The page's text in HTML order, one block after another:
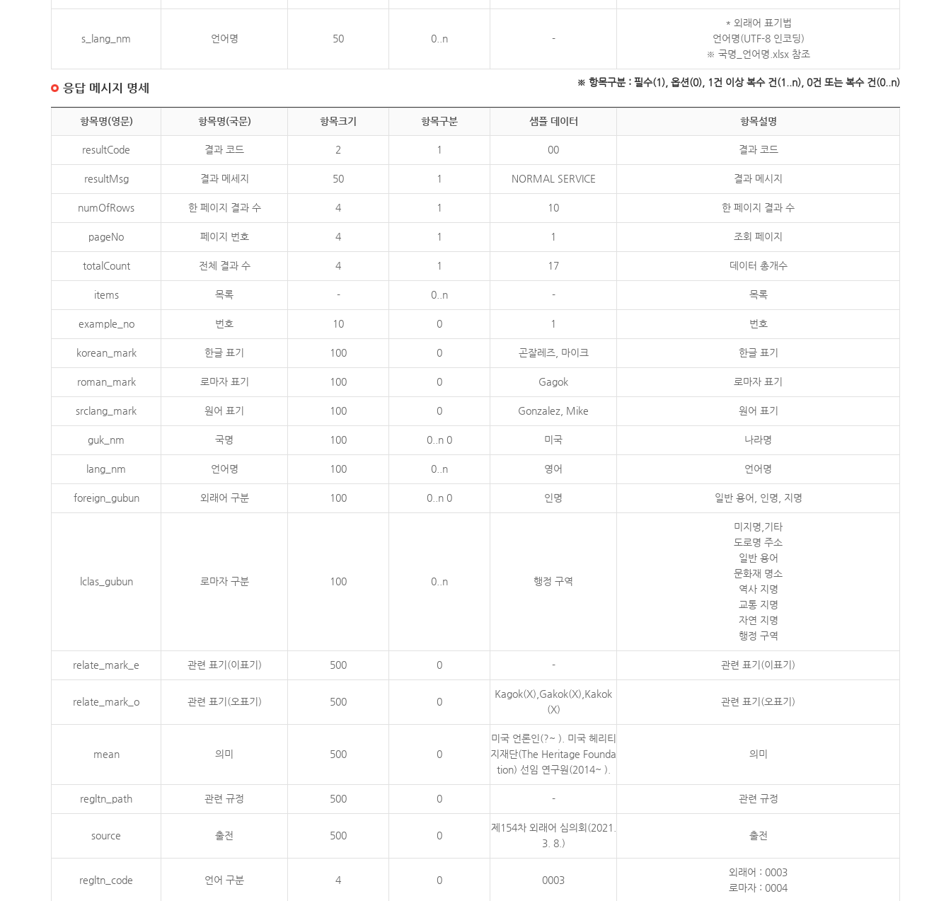
s_lang_nm 언어명 50 0..n -
* 외래어 표기법
언어명(UTF-8 인코딩)
※ 국명_언어명.xlsx 참조
※ 항목구분 : 필수(1), 옵션(0), 1건 이상 복수 건(1..n), 0건 또는 복수 건(0..n)
응답 메시지 명세
항목명(영문) 항목명(국문) 항목크기 항목구분 샘플 데이터 항목설명
resultCode 결과 코드 2 1 00 결과 코드
resultMsg 결과 메세지 50 1 NORMAL SERVICE 결과 메시지
numOfRows 한 페이지 결과 수 4 1 10 한 페이지 결과 수
pageNo 페이지 번호 4 1 1 조회 페이지
totalCount 전체 결과 수 4 1 17 데이터 총개수
items 목록 - 0..n - 목록
example_no 번호 10 0 1 번호
korean_mark 한글 표기 100 0 곤잘레즈, 마이크 한글 표기
roman_mark 로마자 표기 100 0 Gagok 로마자 표기
srclang_mark 원어 표기 100 0 Gonzalez, Mike 원어 표기
guk_nm 국명 100 0..n 0 미국 나라명
lang_nm 언어명 100 0..n 영어 언어명
foreign_gubun 외래어 구분 100 0..n 0 인명 일반 용어, 인명, 지명
lclas_gubun 로마자 구분 100 0..n 행정 구역
미지명,기타
도로명 주소
일반 용어
문화재 명소
역사 지명
교통 지명
자연 지명
행정 구역
relate_mark_e 관련 표기(이표기) 500 0 - 관련 표기(이표기)
relate_mark_o 관련 표기(오표기) 500 0
Kagok(X),Gakok(X),Kakok
(X)
관련 표기(오표기)
mean 의미 500 0
미국 언론인(?~ ). 미국 헤리티
지재단(The Heritage Founda
tion) 선임 연구원(2014~ ).
의미
regltn_path 관련 규정 500 0 - 관련 규정
source 출전 500 0
제154차 외래어 심의회(2021.
3. 8.)
출전
regltn_code 언어 구분 4 0 0003
외래어 : 0003
로마자 : 0004